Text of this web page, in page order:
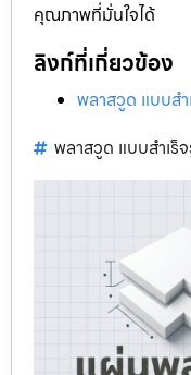
คุณภาพที่มั่นใจได้
ลิงก์ที่เกี่ยวข้อง
พลาสวูด แบบส
พลาสวูด แบบสำเร็